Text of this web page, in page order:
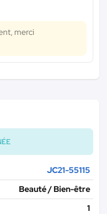
merci
JC21-55115
Beauté / Bien-être
1